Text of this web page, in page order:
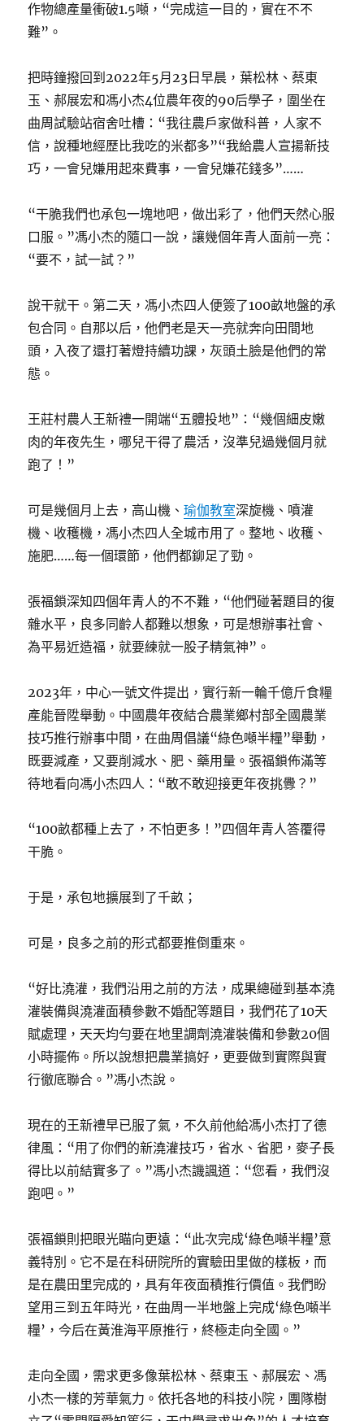
作物總產量衝破1.5噸，“完成這一目的，實在不不
難”。
把時鐘撥回到2022年5月23日早晨，葉松林、蔡東
玉、郝展宏和馮小杰4位農年夜的90后學子，圍坐在
曲周試驗站宿舍吐槽：“我往農戶家做科普，人家不
信，說種地經歷比我吃的米都多”“我給農人宣揚新技
巧，一會兒嫌用起來費事，一會兒嫌花錢多”……
“干脆我們也承包一塊地吧，做出彩了，他們天然心服
口服。”馮小杰的隨口一說，讓幾個年青人面前一亮：
“要不，試一試？”
說干就干。第二天，馮小杰四人便簽了100畝地盤的承
包合同。自那以后，他們老是天一亮就奔向田間地
頭，入夜了還打著燈持續功課，灰頭土臉是他們的常
態。
王莊村農人王新禮一開端“五體投地”：“幾個細皮嫩
肉的年夜先生，哪兒干得了農活，沒準兒過幾個月就
跑了！”
可是幾個月上去，高山機、瑜伽教室深旋機、噴灌
機、收穫機，馮小杰四人全城市用了。整地、收穫、
施肥……每一個環節，他們都鉚足了勁。
張福鎖深知四個年青人的不不難，“他們碰著題目的復
雜水平，良多同齡人都難以想象，可是想辦事社會、
為平易近造福，就要練就一股子精氣神”。
2023年，中心一號文件提出，實行新一輪千億斤食糧
產能晉陞舉動。中國農年夜結合農業鄉村部全國農業
技巧推行辦事中間，在曲周倡議“綠色噸半糧”舉動，
既要減產，又要削減水、肥、藥用量。張福鎖佈滿等
待地看向馮小杰四人：“敢不敢迎接更年夜挑釁？”
“100畝都種上去了，不怕更多！”四個年青人答覆得
干脆。
于是，承包地擴展到了千畝；
可是，良多之前的形式都要推倒重來。
“好比澆灌，我們沿用之前的方法，成果總碰到基本澆
灌裝備與澆灌面積參數不婚配等題目，我們花了10天
賦處理，天天均勻要在地里調劑澆灌裝備和參數20個
小時擺佈。所以說想把農業搞好，更要做到實際與實
行徹底聯合。”馮小杰說。
現在的王新禮早已服了氣，不久前他給馮小杰打了德
律風：“用了你們的新澆灌技巧，省水、省肥，麥子長
得比以前結實多了。”馮小杰譏諷道：“您看，我們沒
跑吧。”
張福鎖則把眼光瞄向更遠：“此次完成‘綠色噸半糧’意
義特別。它不是在科研院所的實驗田里做的樣板，而
是在農田里完成的，具有年夜面積推行價值。我們盼
望用三到五年時光，在曲周一半地盤上完成‘綠色噸半
糧’，今后在黃淮海平原推行，終極走向全國。”
走向全國，需求更多像葉松林、蔡東玉、郝展宏、馮
小杰一樣的芳華氣力。依托各地的科技小院，團隊樹